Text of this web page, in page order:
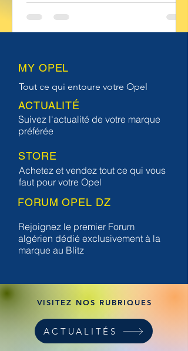
Suivez l'actualité de votre marque
préférée
Achetez et vendez tout ce qui vous
faut pour votre Opel
MY OPEL
ACTUALITÉ
STORE
FORUM OPEL DZ
Tout ce qui entoure votre Opel
Rejoignez le premier Forum
algérien dédié exclusivement à la
marque au Blitz
VISITEZ NOS RUBRIQUES
ACTUALITÉS